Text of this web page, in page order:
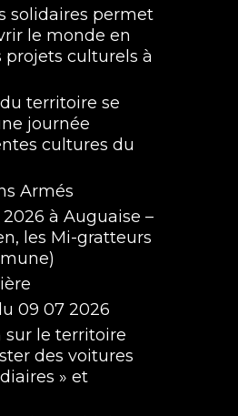
solidaires permet
le monde en
culturels à
territoire se
journée
cultures du
Armés
2026 à Auguaise –
les Mi-gratteurs
09 07 2026
le territoire
des voitures
» et